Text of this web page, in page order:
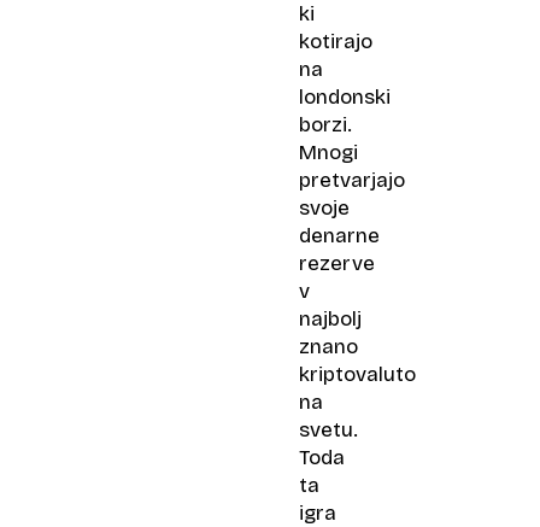
ki
kotirajo
na
londonski
borzi.
Mnogi
pretvarjajo
svoje
denarne
rezerve
v
najbolj
znano
kriptovaluto
na
svetu.
Toda
ta
igra